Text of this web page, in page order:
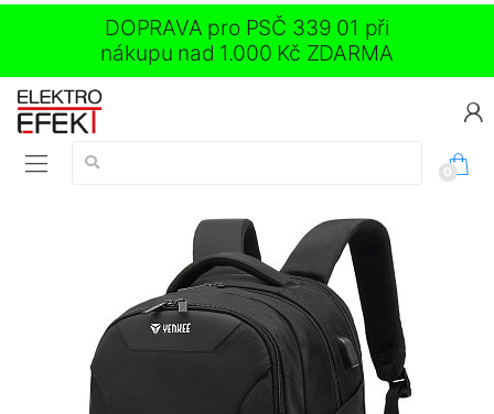
DOPRAVA pro PSČ 339 01 při
nákupu nad 1.000 Kč ZDARMA
Vyhledávání:
0